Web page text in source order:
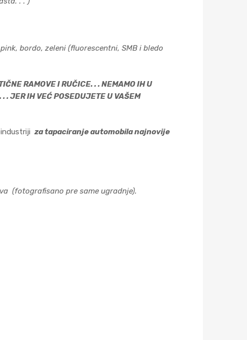
bordo, zeleni (fluorescentni, SMB i bledo
RAMOVE I RUČICE. . . NEMAMO IH U
. JER IH VEĆ POSEDUJETE U VAŠEM
industrijiza tapaciranje automobila najnovije
(fotografisano pre same ugradnje).